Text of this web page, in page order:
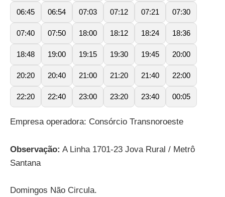
06:45 06:54 07:03 07:12 07:21 07:30
07:40 07:50 18:00 18:12 18:24 18:36
18:48 19:00 19:15 19:30 19:45 20:00
20:20 20:40 21:00 21:20 21:40 22:00
22:20 22:40 23:00 23:20 23:40 00:05
Empresa operadora: Consórcio Transnoroeste
Observação: A Linha 1701-23 Jova Rural / Metrô
Santana
Domingos Não Circula.